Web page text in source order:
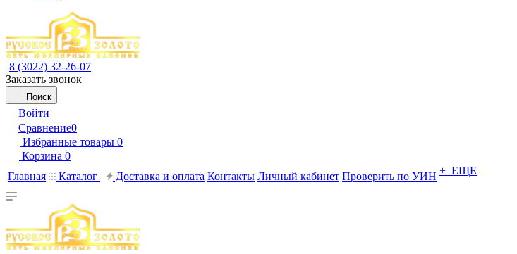
8 (3022) 32-26-07
Заказать звонок
Поиск
Войти
Сравнение0
Избранные товары 0
Корзина 0
Главная
Каталог Доставка и оплата Контакты Личный кабинет Проверить по УИН + ЕЩЕ